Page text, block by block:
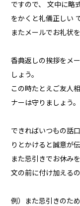
ですので、 文中に略
をかくと礼儀正しい
またメールでお礼状
香典返しの挨拶をメ
しょう。
この時たとえご友人
ナーは守りましょう。
できればいつもの話
りとかけると誠意が
また忌引きでお休み
文の前に付け加える
例）また忌引きのた